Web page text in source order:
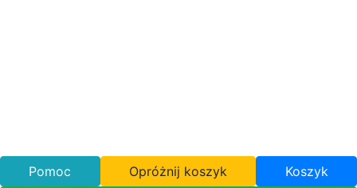
Pomoc Opróżnij koszyk Koszyk